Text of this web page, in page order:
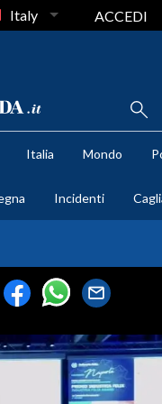
Italy ACCEDI
Italia Mondo
Incidenti